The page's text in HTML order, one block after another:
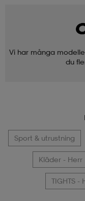
Vi har många
du
Sport & utrustning
Kläder - Herr
TIGHTS -